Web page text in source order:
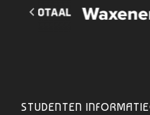
STUDENTEN